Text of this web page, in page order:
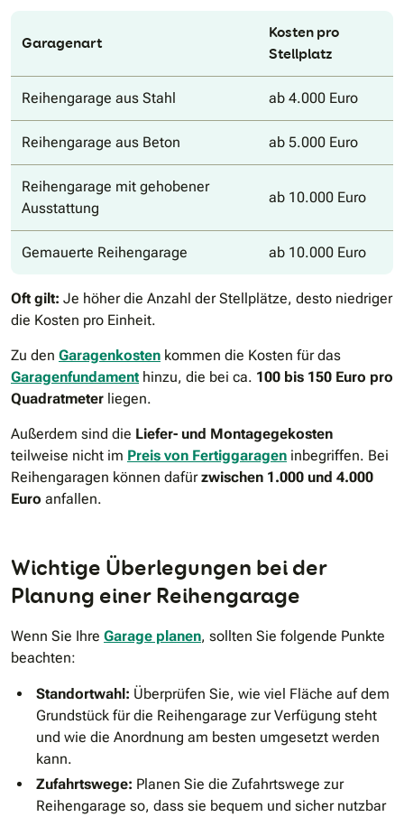
Garagenart
Kosten pro
Stellplatz
Reihengarage aus Stahl ab 4.000 Euro
Reihengarage aus Beton ab 5.000 Euro
Reihengarage mit gehobener
Ausstattung
ab 10.000 Euro
Gemauerte Reihengarage ab 10.000 Euro
Oft gilt: Je höher die Anzahl der Stellplätze, desto niedriger
die Kosten pro Einheit.
Zu den Garagenkosten kommen die Kosten für das
Garagenfundament hinzu, die bei ca. 100 bis 150 Euro pro
Quadratmeter liegen.
Außerdem sind die Liefer- und Montagegekosten
teilweise nicht im Preis von Fertiggaragen inbegriffen. Bei
Reihengaragen können dafürzwischen 1.000 und 4.000
Euro anfallen.
Wichtige Überlegungen bei der
Planung einer Reihengarage
Wenn Sie Ihre Garage planen, sollten Sie folgende Punkte
beachten:
Standortwahl: Überprüfen Sie, wie viel Fläche auf dem
Grundstück für die Reihengarage zur Verfügung steht
und wie die Anordnung am besten umgesetzt werden
kann.
Zufahrtswege: Planen Sie die Zufahrtswege zur
Reihengarage so, dass sie bequem und sicher nutzbar